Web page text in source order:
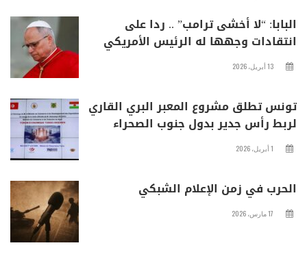
البابا: “لا أخشى ترامب” .. ردا على
انتقادات وجهها له الرئيس الأمريكي
13 أبريل، 2026
تونس تطلق مشروع المعبر البري القاري
لربط رأس جدير بدول جنوب الصحراء
1 أبريل، 2026
الحرب في زمن الإعلام الشبكي
17 مارس، 2026